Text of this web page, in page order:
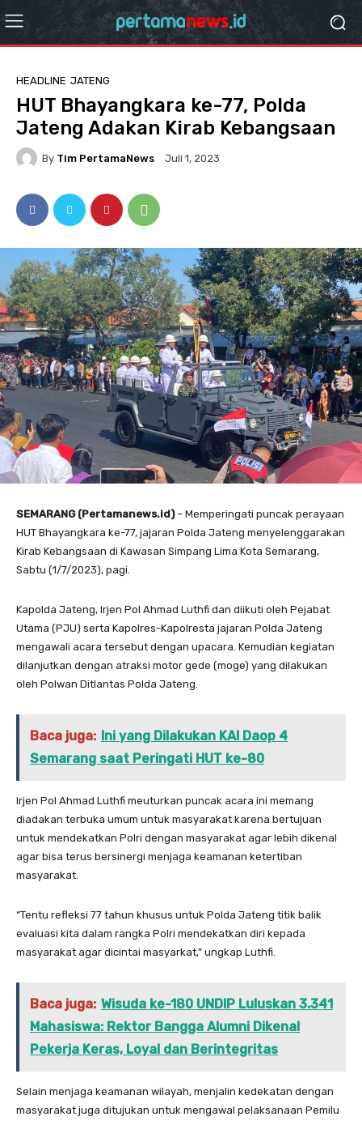
HEADLINE JATENG
HUT Bhayangkara ke-77, Polda
Jateng Adakan Kirab Kebangsaan
By Tim PertamaNews Juli 1, 2023
SEMARANG (Pertamanews.id)– Memperingati puncak perayaan
HUT Bhayangkara ke-77, jajaran Polda Jateng menyelenggarakan
Kirab Kebangsaan di Kawasan Simpang Lima Kota Semarang,
Sabtu (1/7/2023), pagi.
Kapolda Jateng, Irjen Pol Ahmad Luthfi dan diikuti oleh Pejabat
Utama (PJU) serta Kapolres-Kapolresta jajaran Polda Jateng
mengawali acara tersebut dengan upacara. Kemudian kegiatan
dilanjutkan dengan atraksi motor gede (moge) yang dilakukan
oleh Polwan Ditlantas Polda Jateng.
Baca juga: Ini yang Dilakukan KAI Daop 4
Semarang saat Peringati HUT ke-80
Irjen Pol Ahmad Luthfi meuturkan puncak acara ini memang
diadakan terbuka umum untuk masyarakat karena bertujuan
untuk mendekatkan Polri dengan masyarakat agar lebih dikenal
agar bisa terus bersinergi menjaga keamanan ketertiban
masyarakat.
“Tentu refleksi 77 tahun khusus untuk Polda Jateng titik balik
evaluasi kita dalam rangka Polri mendekatkan diri kepada
masyarakat agar dicintai masyarkat,” ungkap Luthfi.
Baca juga: Wisuda ke-180 UNDIP Luluskan 3.341
Mahasiswa: Rektor Bangga Alumni Dikenal
Pekerja Keras, Loyal dan Berintegritas
Selain menjaga keamanan wilayah, menjalin kedekatan dengan
masyarakat juga ditujukan untuk mengawal pelaksanaan Pemilu